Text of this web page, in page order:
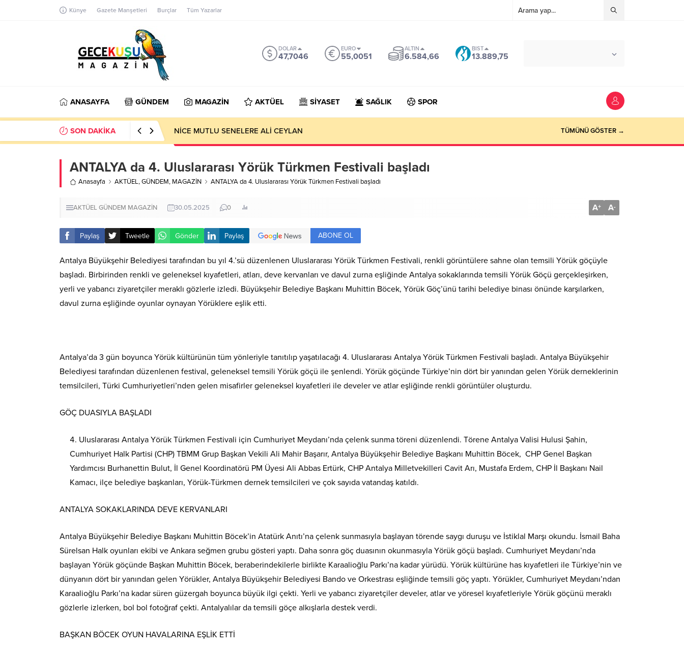
Künye Gazete Manşetleri Burçlar Tüm Yazarlar
DOLAR
47,7046
EURO
55,0051
ALTIN
6.584,66
BIST
13.889,75
ANASAYFA GÜNDEM MAGAZİN AKTÜEL SİYASET SAĞLIK SPOR
SON DAKİKA NİCE MUTLU SENELERE ALİ CEYLAN TÜMÜNÜ GÖSTER →
ANTALYA da 4. Uluslararası Yörük Türkmen Festivali başladı
Anasayfa AKTÜEL,GÜNDEM, MAGAZİN ANTALYA da 4. Uluslararası Yörük Türkmen Festivali başladı
AKTÜEL GÜNDEM MAGAZİN 30.05.2025 0 A+ A-
Paylaş Tweetle Gönder Paylaş ABONE OL
Antalya Büyükşehir Belediyesi tarafından bu yıl 4.’sü düzenlenen Uluslararası Yörük Türkmen Festivali, renkli görüntülere sahne olan temsili Yörük göçüyle
başladı. Birbirinden renkli ve geleneksel kıyafetleri, atları, deve kervanları ve davul zurna eşliğinde Antalya sokaklarında temsili Yörük Göçü gerçekleşirken,
yerli ve yabancı ziyaretçiler meraklı gözlerle izledi. Büyükşehir Belediye Başkanı Muhittin Böcek, Yörük Göç’ünü tarihi belediye binası önünde karşılarken,
davul zurna eşliğinde oyunlar oynayan Yörüklere eşlik etti.
Antalya’da 3 gün boyunca Yörük kültürünün tüm yönleriyle tanıtılıp yaşatılacağı 4. Uluslararası Antalya Yörük Türkmen Festivali başladı. Antalya Büyükşehir
Belediyesi tarafından düzenlenen festival, geleneksel temsili Yörük göçü ile şenlendi. Yörük göçünde Türkiye’nin dört bir yanından gelen Yörük derneklerinin
temsilcileri, Türki Cumhuriyetleri’nden gelen misafirler geleneksel kıyafetleri ile develer ve atlar eşliğinde renkli görüntüler oluşturdu.
GÖÇ DUASIYLA BAŞLADI
Uluslararası Antalya Yörük Türkmen Festivali için Cumhuriyet Meydanı’nda çelenk sunma töreni düzenlendi. Törene Antalya Valisi Hulusi Şahin,
Cumhuriyet Halk Partisi (CHP) TBMM Grup Başkan Vekili Ali Mahir Başarır, Antalya Büyükşehir Belediye Başkanı Muhittin Böcek, CHP Genel Başkan
Yardımcısı Burhanettin Bulut, İl Genel Koordinatörü PM Üyesi Ali Abbas Ertürk, CHP Antalya Milletvekilleri Cavit Arı, Mustafa Erdem, CHP İl Başkanı Nail
Kamacı, ilçe belediye başkanları, Yörük-Türkmen dernek temsilcileri ve çok sayıda vatandaş katıldı.
ANTALYA SOKAKLARINDA DEVE KERVANLARI
Antalya Büyükşehir Belediye Başkanı Muhittin Böcek’in Atatürk Anıtı’na çelenk sunmasıyla başlayan törende saygı duruşu ve İstiklal Marşı okundu. İsmail Baha
Sürelsan Halk oyunları ekibi ve Ankara seğmen grubu gösteri yaptı. Daha sonra göç duasının okunmasıyla Yörük göçü başladı. Cumhuriyet Meydanı’nda
başlayan Yörük göçünde Başkan Muhittin Böcek, beraberindekilerle birlikte Karaalioğlu Parkı’na kadar yürüdü. Yörük kültürüne has kıyafetleri ile Türkiye’nin ve
dünyanın dört bir yanından gelen Yörükler, Antalya Büyükşehir Belediyesi Bando ve Orkestrası eşliğinde temsili göç yaptı. Yörükler, Cumhuriyet Meydanı’ndan
Karaalioğlu Parkı’na kadar süren güzergah boyunca büyük ilgi çekti. Yerli ve yabancı ziyaretçiler develer, atlar ve yöresel kıyafetleriyle Yörük göçünü meraklı
gözlerle izlerken, bol bol fotoğraf çekti. Antalyalılar da temsili göçe alkışlarla destek verdi.
BAŞKAN BÖCEK OYUN HAVALARINA EŞLİK ETTİ